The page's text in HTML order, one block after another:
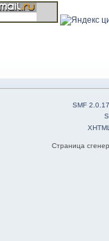
SMF 2.0.17
Страница